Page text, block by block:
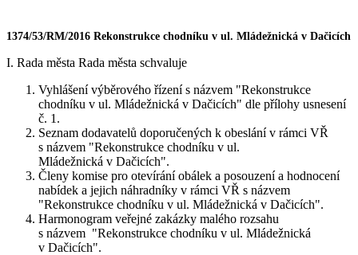
1374/53/RM/2016 Rekonstrukce chodníku v ul. Mládežnická v Dačicích
I. Rada města Rada města schvaluje
Vyhlášení výběrového řízení s názvem "Rekonstrukce
chodníku v ul. Mládežnická v Dačicích" dle přílohy usnesení
č. 1.
Seznam dodavatelů doporučených k obeslání v rámci VŘ
s názvem "Rekonstrukce chodníku v ul.
Mládežnická v Dačicích".
Členy komise pro otevírání obálek a posouzení a hodnocení
nabídek a jejich náhradníky v rámci VŘ s názvem
"Rekonstrukce chodníku v ul. Mládežnická v Dačicích".
Harmonogram veřejné zakázky malého rozsahu
s názvem "Rekonstrukce chodníku v ul. Mládežnická
v Dačicích".